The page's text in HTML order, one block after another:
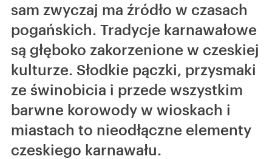
sam zwyczaj ma źródło w czasach
pogańskich. Tradycje karnawałowe
są głęboko zakorzenione w czeskiej
kulturze. Słodkie pączki, przysmaki
ze świnobicia i przede wszystkim
barwne korowody w wioskach i
miastach to nieodłączne elementy
czeskiego karnawału.